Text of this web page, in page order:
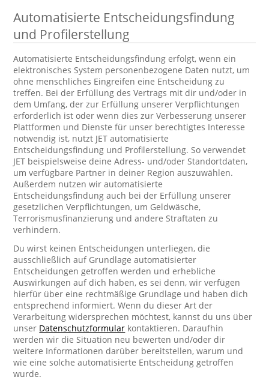
Automatisierte Entscheidungsfindung
und Profilerstellung
Automatisierte Entscheidungsfindung erfolgt, wenn ein
elektronisches System personenbezogene Daten nutzt, um
ohne menschliches Eingreifen eine Entscheidung zu
treffen. Bei der Erfüllung des Vertrags mit dir und/oder in
dem Umfang, der zur Erfüllung unserer Verpflichtungen
erforderlich ist oder wenn dies zur Verbesserung unserer
Plattformen und Dienste für unser berechtigtes Interesse
notwendig ist, nutzt JET automatisierte
Entscheidungsfindung und Profilerstellung. So verwendet
JET beispielsweise deine Adress- und/oder Standortdaten,
um verfügbare Partner in deiner Region auszuwählen.
Außerdem nutzen wir automatisierte
Entscheidungsfindung auch bei der Erfüllung unserer
gesetzlichen Verpflichtungen, um Geldwäsche,
Terrorismusfinanzierung und andere Straftaten zu
verhindern.
Du wirst keinen Entscheidungen unterliegen, die
ausschließlich auf Grundlage automatisierter
Entscheidungen getroffen werden und erhebliche
Auswirkungen auf dich haben, es sei denn, wir verfügen
hierfür über eine rechtmäßige Grundlage und haben dich
entsprechend informiert. Wenn du dieser Art der
Verarbeitung widersprechen möchtest, kannst du uns über
unser Datenschutzformular kontaktieren. Daraufhin
werden wir die Situation neu bewerten und/oder dir
weitere Informationen darüber bereitstellen, warum und
wie eine solche automatisierte Entscheidung getroffen
wurde.